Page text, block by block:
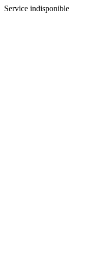
Service indisponible